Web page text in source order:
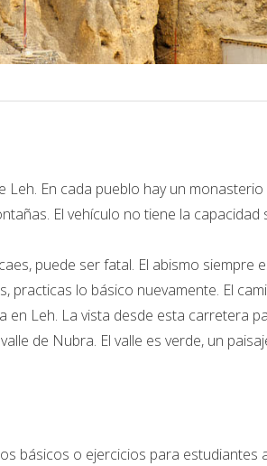
En cada pueblo hay un
El vehículo no tiene la capacidad
puede ser fatal. El abismo siempre
practicas lo básico nuevamente. El
Leh. La vista desde esta carretera
de Nubra. El valle es verde, un
básicos o ejercicios para estudiantes